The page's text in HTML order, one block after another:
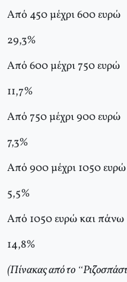
Από 450 μέχρι 600 ευρώ
29,3%
Από 600 μέχρι 750 ευρώ
11,7%
Από 750 μέχρι 900 ευρώ
7,3%
Από 900 μέχρι 1050 ευρώ
5,5%
Από 1050 ευρώ και πάνω
14,8%
(Πίνακας από το